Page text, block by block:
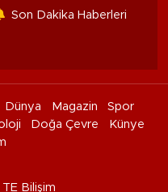
Son Dakika Haberleri
Dünya Magazin
Spor
Doğa Çevre
Künye
TE Bilişim